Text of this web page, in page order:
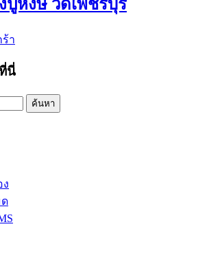
ปู่หงษ์ วัดเพชรบุรี
า
นี่
ค้นหา
ง